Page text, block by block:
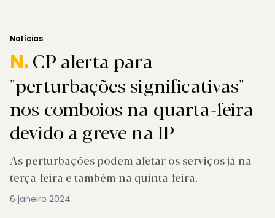
Notícias
N.CP alerta para
"perturbações significativas"
nos comboios na quarta-feira
devido a greve na IP
As perturbações podem afetar os serviços já na
terça-feira e também na quinta-feira.
6 janeiro 2024